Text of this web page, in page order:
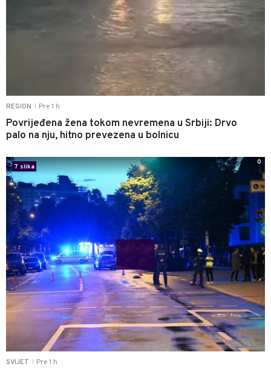
REGION Pre 1 h
Povrijeđena žena tokom nevremena u Srbiji: Drvo
palo na nju, hitno prevezena u bolnicu
SVIJET Pre 1 h
7 slika
0